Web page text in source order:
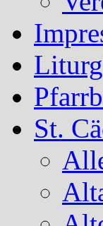
St.